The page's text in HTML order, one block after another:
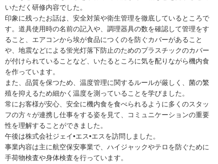
いただく研修内容でした。
印象に残ったお話は、安全対策や衛生管理を徹底しているところで
す。道具使用時の名前の記入や、調理器具の数を確認して管理をす
ること、エアコンから埃が食品につくのを防ぐカバーがあること
や、地震などによる蛍光灯落下防止のためのプラスチックのカバー
が付けられていることなど、いたるところに気を配りながら機内食
を作っています。
また、品質を保つため、温度管理に関するルールが厳しく、菌の繁
殖を抑えるため細かく温度を測っていることを学びました。
常にお客様が安心、安全に機内食を食べられるように多くのスタッ
フの方々が連携し仕事をする姿を見て、コミュニケーションの重要
性を理解することができました。
午後は株式会社ジェイ•エス•エスを訪問しました。
事業内容は主に航空保安事業で、ハイジャックやテロを防ぐために
手荷物検査や身体検査を行っています。